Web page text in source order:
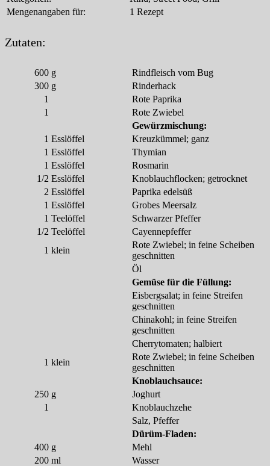
Mengenangaben für:
1 Rezept
Zutaten:
600 g
Rindfleisch vom Bug
300 g
Rinderhack
1
Rote Paprika
1
Rote Zwiebel
Gewürzmischung:
1 Esslöffel
Kreuzkümmel; ganz
1 Esslöffel
Thymian
1 Esslöffel
Rosmarin
1/2 Esslöffel
Knoblauchflocken; getrocknet
2 Esslöffel
Paprika edelsüß
1 Esslöffel
Grobes Meersalz
1 Teelöffel
Schwarzer Pfeffer
1/2 Teelöffel
Cayennepfeffer
1 klein
Rote Zwiebel; in feine Scheiben
geschnitten
Öl
Gemüse für die Füllung:
Eisbergsalat; in feine Streifen
geschnitten
Chinakohl; in feine Streifen
geschnitten
Cherrytomaten; halbiert
1 klein
Rote Zwiebel; in feine Scheiben
geschnitten
Knoblauchsauce:
250 g
Joghurt
1
Knoblauchzehe
Salz, Pfeffer
Dürüm-Fladen:
400 g
Mehl
200 ml
Wasser